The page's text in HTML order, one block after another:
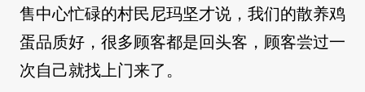
售中心忙碌的村民尼玛坚才说，我们的散养鸡
蛋品质好，很多顾客都是回头客，顾客尝过一
次自己就找上门来了。